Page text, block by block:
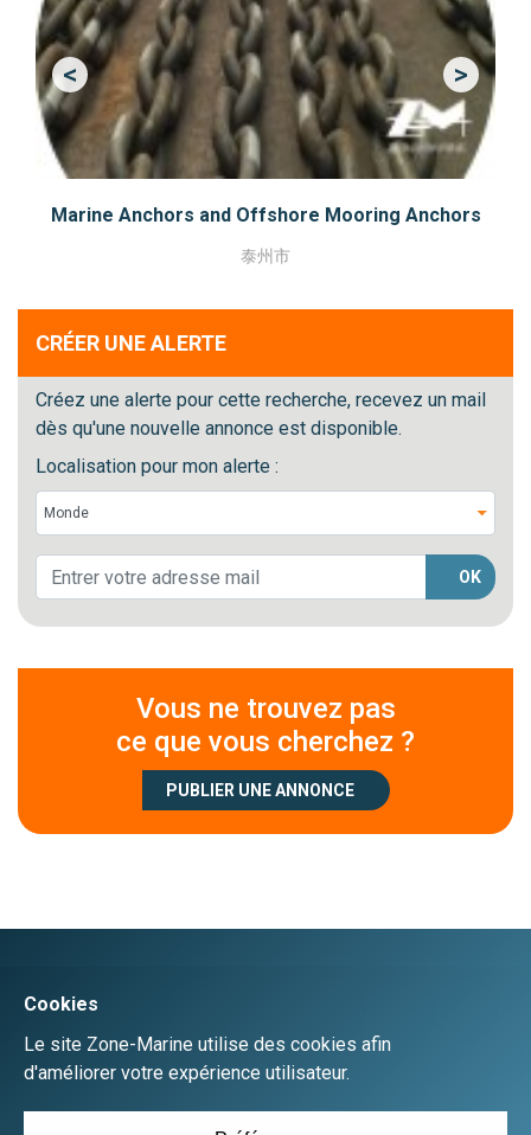
Marine Anchors and Offshore Mooring Anchors
泰州市
<Previous >Next
CRÉER UNE ALERTE
Créez une alerte pour cette recherche, recevez un mail
dès qu'une nouvelle annonce est disponible.
Localisation pour mon alerte :
OK
Vous ne trouvez pas
ce que vous cherchez ?
PUBLIER UNE ANNONCE
Créer un compte
Se connecter